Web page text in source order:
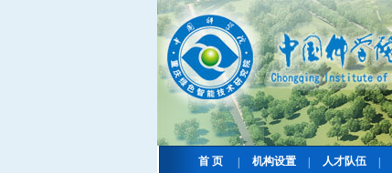
首 页 机构设置 人才队伍